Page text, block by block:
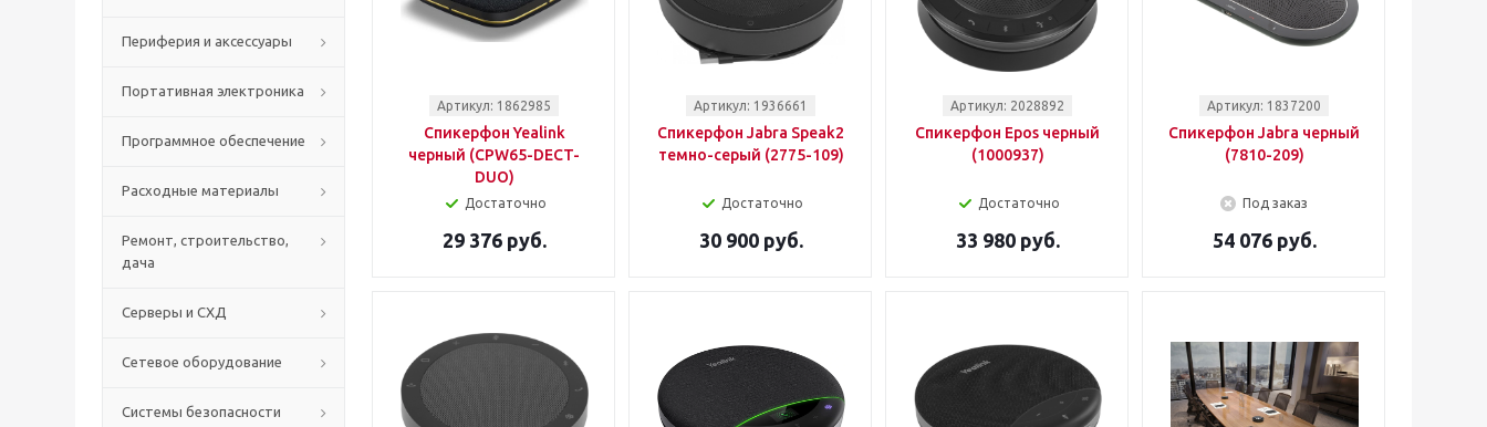
Периферия и аксессуары
Портативная электроника
Программное обеспечение
Расходные материалы
Ремонт, строительство,
дача
Серверы и СХД
Сетевое оборудование
Системы безопасности
Артикул: 1862985
Спикерфон Yealink
черный (CPW65-DECT-
DUO)
Достаточно
29 376 руб.
Артикул: 1936661
Спикерфон Jabra Speak2
темно-серый (2775-109)
Достаточно
30 900 руб.
Артикул: 2028892
Спикерфон Epos черный
(1000937)
Достаточно
33 980 руб.
Артикул: 1837200
Спикерфон Jabra черный
(7810-209)
Под заказ
54 076 руб.